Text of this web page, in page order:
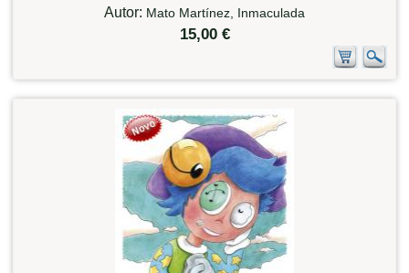
Autor: Mato Martínez, Inmaculada
15,00 €